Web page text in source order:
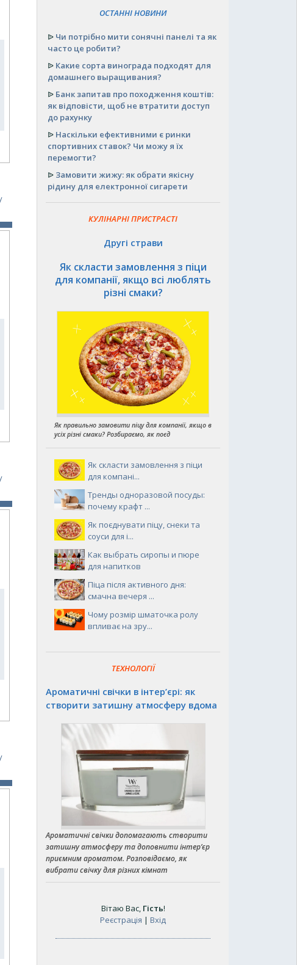
ОСТАННІ НОВИНИ
ᐉ Чи потрібно мити сонячні панелі та як
часто це робити?
ᐉ Какие сорта винограда подходят для
домашнего выращивания?
ᐉ Банк запитав про походження коштів:
як відповісти, щоб не втратити доступ
до рахунку
ᐉ Наскільки ефективними є ринки
спортивних ставок? Чи можу я їх
перемогти?
ᐉ Замовити жижу: як обрати якісну
рідину для електронної сигарети
КУЛІНАРНІ ПРИСТРАСТІ
Другі страви
Як скласти замовлення з піци
для компанії, якщо всі люблять
різні смаки?
Як правильно замовити піцу для компанії, якщо в
усіх різні смаки? Розбираємо, як поєд
Як скласти замовлення з піци
для компані...
Тренды одноразовой посуды:
почему крафт ...
Як поєднувати піцу, снеки та
соуси для і...
Как выбрать сиропы и пюре
для напитков
Піца після активного дня:
смачна вечеря ...
Чому розмір шматочка ролу
впливає на зру...
ТЕХНОЛОГІЇ
Ароматичні свічки в інтер’єрі: як
створити затишну атмосферу вдома
Ароматичні свічки допомагають створити
затишну атмосферу та доповнити інтер’єр
приємним ароматом. Розповідаємо, як
вибрати свічку для різних кімнат
Вітаю Вас, Гість!
Реєстрація | Вхід